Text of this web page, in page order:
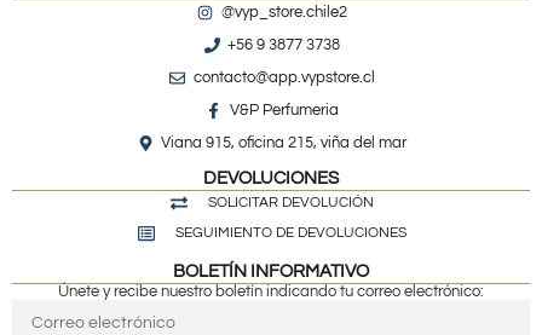
@vyp_store.chile2
+56 9 3877 3738
contacto@app.vypstore.cl
V&P Perfumeria
Viana 915, oficina 215, viña del mar
DEVOLUCIONES
SOLICITAR DEVOLUCIÓN
SEGUIMIENTO DE DEVOLUCIONES
BOLETÍN INFORMATIVO
Únete y recibe nuestro boletín indicando tu correo electrónico: